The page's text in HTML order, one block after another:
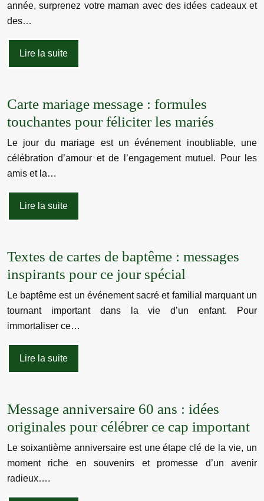
année, surprenez votre maman avec des idées cadeaux et
des…
Lire la suite
Carte mariage message : formules
touchantes pour féliciter les mariés
Le jour du mariage est un événement inoubliable, une
célébration d’amour et de l’engagement mutuel. Pour les
amis et la…
Lire la suite
Textes de cartes de baptême : messages
inspirants pour ce jour spécial
Le baptême est un événement sacré et familial marquant un
tournant important dans la vie d’un enfant. Pour
immortaliser ce…
Lire la suite
Message anniversaire 60 ans : idées
originales pour célébrer ce cap important
Le soixantième anniversaire est une étape clé de la vie, un
moment riche en souvenirs et promesse d’un avenir
radieux….